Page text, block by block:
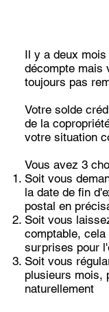
Il y a deux
décompte mais
toujours pas
Votre solde
de la
votre situation
Vous avez 3
Soit vous
la date de fin
postal en
Soit vous
comptable,
surprises pour
Soit vous
plusieurs mois,
naturellement